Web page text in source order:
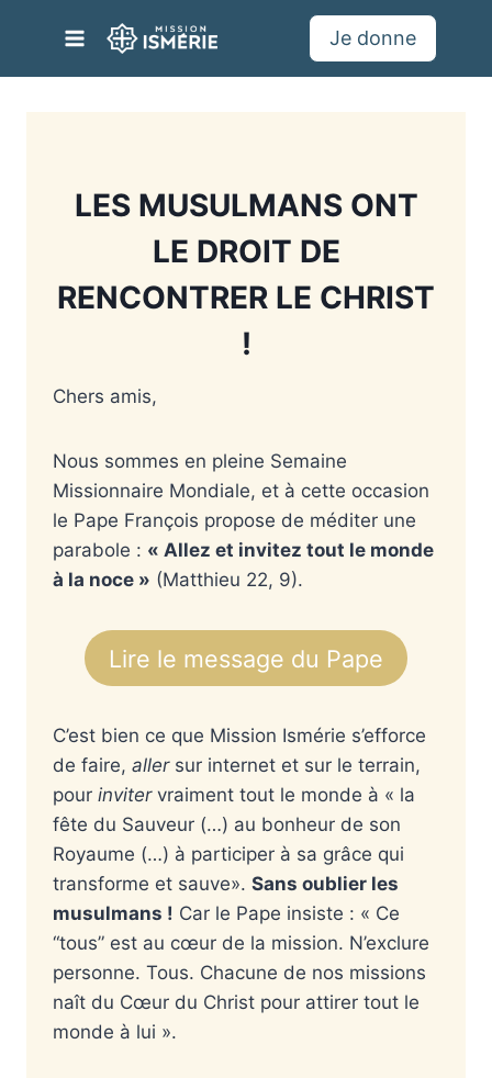
contenu
Je donne
LES MUSULMANS ONT
LE DROIT DE
RENCONTRER LE CHRIST
!
Chers amis,
Nous sommes en pleine Semaine
Missionnaire Mondiale, et à cette occasion
le Pape François propose de méditer une
parabole : « Allez et invitez tout le monde
à la noce » (Matthieu 22, 9).
Lire le message du Pape
C’est bien ce que Mission Ismérie s’efforce
de faire, allersur internet et sur le terrain,
pour invitervraiment tout le monde à « la
fête du Sauveur (…) au bonheur de son
Royaume (…) à participer à sa grâce qui
transforme et sauve». Sans oublier les
musulmans ! Car le Pape insiste : « Ce
“tous” est au cœur de la mission. N’exclure
personne. Tous. Chacune de nos missions
naît du Cœur du Christ pour attirer tout le
monde à lui ».